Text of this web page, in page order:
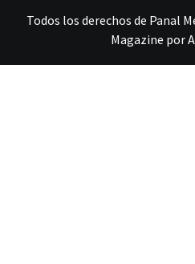
Todos los derechos de Panal
Magazine por